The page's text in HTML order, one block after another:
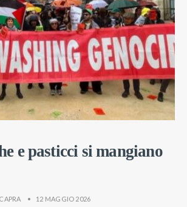
e pasticci si mangiano
• 12 MAGGIO 2026